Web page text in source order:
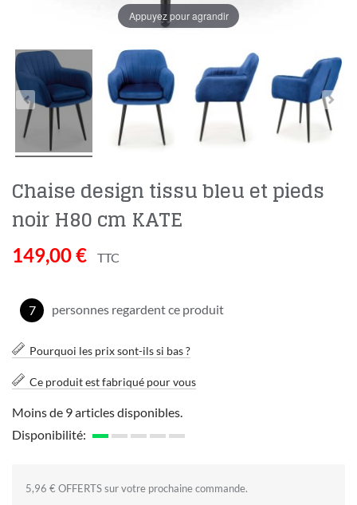
Appuyez pour agrandir
Chaise design tissu bleu et pieds
noir H80 cm KATE
149,00 € TTC
7 personnes regardent ce produit
Pourquoi les prix sont-ils si bas ?
Ce produit est fabriqué pour vous
Moins de 9 articles disponibles.
Disponibilité:
5,96 € OFFERTS sur votre prochaine commande.